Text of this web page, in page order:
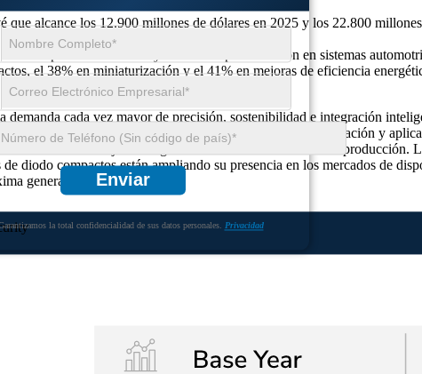
Enviar
la total confidencialidad de sus datos personales. Privacidad
que alcance los 12.900 millones de dólares en 2025 y los 22.800
en dispositivos médicos y 46% de implementación en sistemas
el 38% en miniaturización y el 41% en mejoras de eficiencia
cada vez mayor de precisión, sostenibilidad e integración
específicas de cuidado de curación de heridas, microfabricación y
térmica han mejorado significativamente la calidad de la producción.
diodo compactos están ampliando su presencia en los mercados de
generación a nivel mundial.